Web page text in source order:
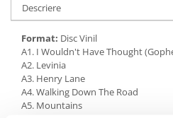
Descriere
Format: Disc Vinil
A1. I Wouldn't Have Thought
A2. Levinia
A3. Henry Lane
A4. Walking Down The Road
A5. Mountains